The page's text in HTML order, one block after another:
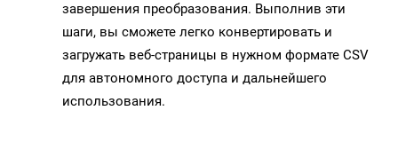
завершения преобразования. Выполнив эти
шаги, вы сможете легко конвертировать и
загружать веб-страницы в нужном формате CSV
для автономного доступа и дальнейшего
использования.